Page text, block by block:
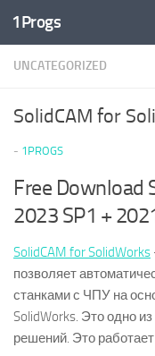
Перейти к
1Progs
UNCATEGORIZED
SolidCAM for
- 1PROGS
Free Download
2023 SP1 +
SolidCAM for SolidWorks
позволяет
станками с ЧПУ на
SolidWorks. Это одно
решений. Это